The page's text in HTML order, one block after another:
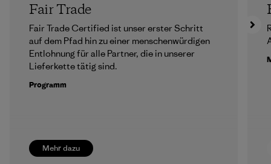
Mehr dazu
Fair Trade
Fair Trade Certified ist unser erster Schritt
auf dem Pfad hin zu einer menschenwürdigen
Entlohnung für alle Partner, die in unserer
Lieferkette tätig sind.
Programm